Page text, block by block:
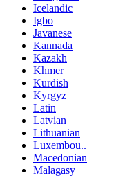
Icelandic
Igbo
Javanese
Kannada
Kazakh
Khmer
Kurdish
Kyrgyz
Latin
Latvian
Lithuanian
Luxembou..
Macedonian
Malagasy